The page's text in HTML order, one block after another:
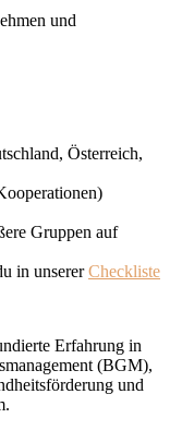
und
Österreich,
Gruppen auf
in unsererCheckliste
Erfahrung in
(BGM),
und